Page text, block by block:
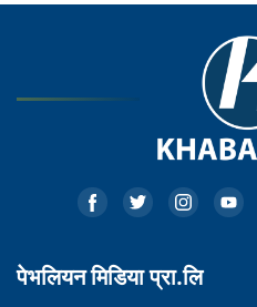
पेभलियन मिडिया प्रा.लि